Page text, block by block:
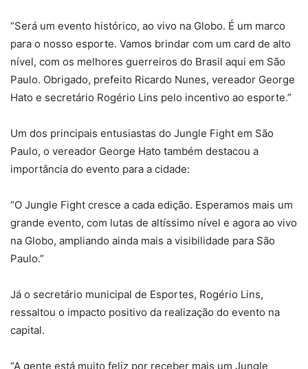
“Será um evento histórico, ao vivo na Globo. É um marco
para o nosso esporte. Vamos brindar com um card de alto
nível, com os melhores guerreiros do Brasil aqui em São
Paulo. Obrigado, prefeito Ricardo Nunes, vereador George
Hato e secretário Rogério Lins pelo incentivo ao esporte.”
Um dos principais entusiastas do Jungle Fight em São
Paulo, o vereador George Hato também destacou a
importância do evento para a cidade:
“O Jungle Fight cresce a cada edição. Esperamos mais um
grande evento, com lutas de altíssimo nível e agora ao vivo
na Globo, ampliando ainda mais a visibilidade para São
Paulo.”
Já o secretário municipal de Esportes, Rogério Lins,
ressaltou o impacto positivo da realização do evento na
capital.
“A gente está muito feliz por receber mais um Jungle